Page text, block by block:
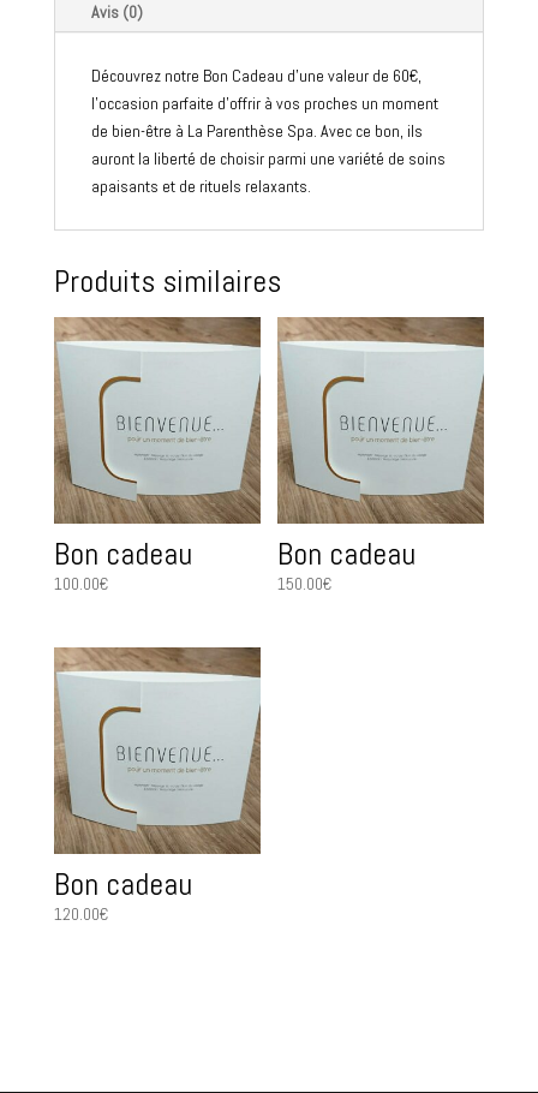
Avis (0)
Découvrez notre Bon Cadeau d'une valeur de 60€,
l'occasion parfaite d'offrir à vos proches un moment
de bien-être à La Parenthèse Spa. Avec ce bon, ils
auront la liberté de choisir parmi une variété de soins
apaisants et de rituels relaxants.
Produits similaires
Bon cadeau
100.00€
Bon cadeau
150.00€
Bon cadeau
120.00€